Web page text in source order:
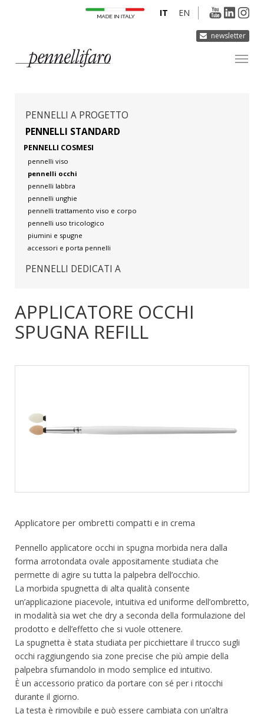
newsletter
EN
IT
PRODOTTI
INNOVAZIONE
DERMOCURA
MEDIA
CONTATTI
PENNELLI A PROGETTO
PENNELLI STANDARD
PENNELLI COSMESI
pennelli viso
pennelli occhi
pennelli labbra
pennelli unghie
pennelli trattamento viso e corpo
pennelli uso tricologico
piumini e spugne
accessori e porta pennelli
PENNELLI DEDICATI A
APPLICATORE OCCHI
SPUGNA REFILL
Applicatore per ombretti compatti e in crema
Pennello applicatore occhi in spugna morbida nera dalla
forma arrotondata ovale appositamente studiata che
permette di agire su tutta la palpebra dell’occhio.
La morbida spugnetta di alta qualità consente
un’applicazione piacevole, intuitiva ed uniforme dell’ombretto,
in modalità sia wet che dry a seconda della formulazione del
prodotto e dell’effetto che si vuole ottenere.
La spugnetta è stata studiata per picchiettare il trucco sugli
occhi raggiungendo sia zone precise che più ampie della
palpebra sfumandolo in modo semplice ed intuitivo.
È un accessorio pratico da portare con sé per i ritocchi
durante il giorno.
La testa è rimovibile e può essere cambiata con un’altra